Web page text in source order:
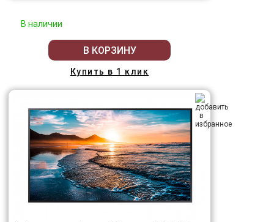
В наличии
В КОРЗИНУ
Купить в 1 клик